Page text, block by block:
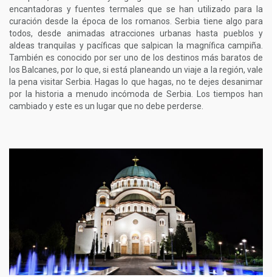
encantadoras y fuentes termales que se han utilizado para la
curación desde la época de los romanos. Serbia tiene algo para
todos, desde animadas atracciones urbanas hasta pueblos y
aldeas tranquilas y pacíficas que salpican la magnífica campiña.
También es conocido por ser uno de los destinos más baratos de
los Balcanes, por lo que, si está planeando un viaje a la región, vale
la pena visitar Serbia. Hagas lo que hagas, no te dejes desanimar
por la historia a menudo incómoda de Serbia. Los tiempos han
cambiado y este es un lugar que no debe perderse.